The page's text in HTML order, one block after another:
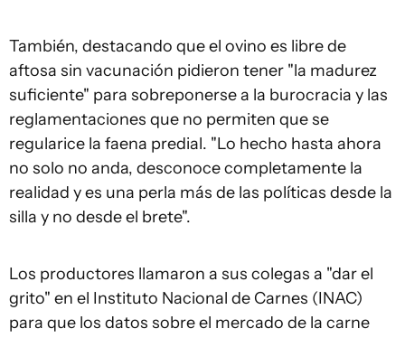
También, destacando que el ovino es libre de
aftosa sin vacunación pidieron tener "la madurez
suficiente" para sobreponerse a la burocracia y las
reglamentaciones que no permiten que se
regularice la faena predial. "Lo hecho hasta ahora
no solo no anda, desconoce completamente la
realidad y es una perla más de las políticas desde la
silla y no desde el brete".
Los productores llamaron a sus colegas a "dar el
grito" en el Instituto Nacional de Carnes (INAC)
para que los datos sobre el mercado de la carne